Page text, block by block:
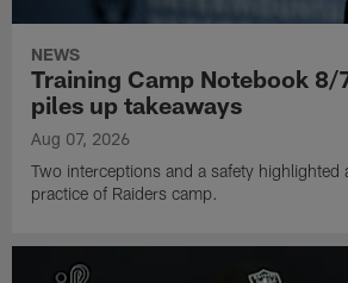
NEWS
Training Camp Notebook 8/
piles up takeaways
Aug 07, 2026
Two interceptions and a safety highlighted
practice of Raiders camp.